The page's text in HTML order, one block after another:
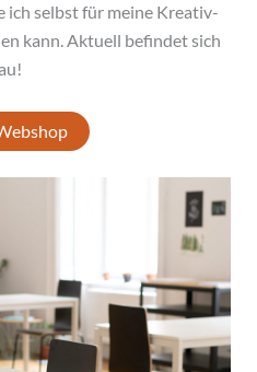
selbst für meine Kreativ-
kann. Aktuell befindet sich